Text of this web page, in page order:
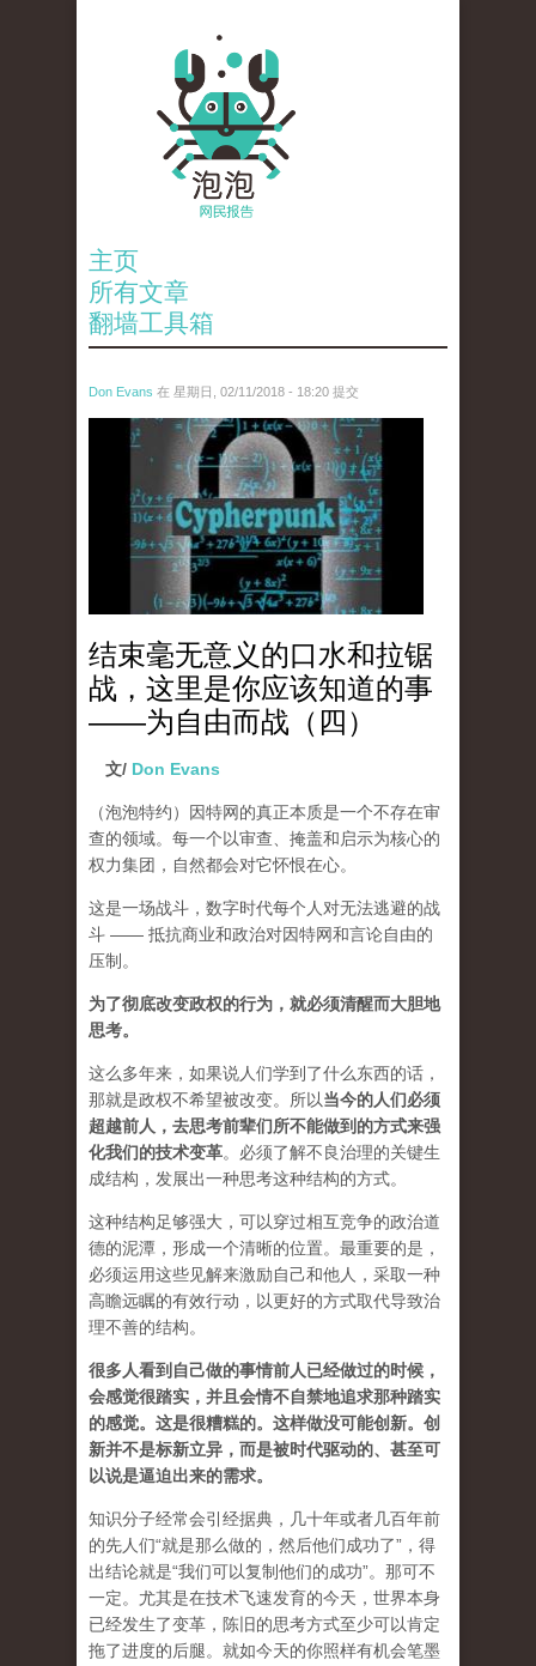
主页
所有文章
翻墙工具箱
Don Evans 在 星期日, 02/11/2018 - 18:20 提交
wechatimg1424.jpeg
结束毫无意义的口水和拉锯
战，这里是你应该知道的事
——为自由而战（四）
文/ Don Evans
（泡泡特约）
因特网的真正本质是一个不存在审
查的领域。每一个以审查、掩盖和启示为核心的
权力集团，自然都会对它怀恨在心。
这是一场战斗，数字时代每个人对无法逃避的战
斗 —— 抵抗商业和政治对因特网和言论自由的
压制。
为了彻底改变政权的行为，就必须清醒而大胆地
思考。
这么多年来，如果说人们学到了什么东西的话，
那就是政权不希望被改变。所以当今的人们必须
超越前人，去思考前辈们所不能做到的方式来强
化我们的技术变革。必须了解不良治理的关键生
成结构，发展出一种思考这种结构的方式。
这种结构足够强大，可以穿过相互竞争的政治道
德的泥潭，形成一个清晰的位置。最重要的是，
必须运用这些见解来激励自己和他人，采取一种
高瞻远瞩的有效行动，以更好的方式取代导致治
理不善的结构。
很多人看到自己做的事情前人已经做过的时候，
会感觉很踏实，并且会情不自禁地追求那种踏实
的感觉。这是很糟糕的。这样做没可能创新。创
新并不是标新立异，而是被时代驱动的、甚至可
以说是逼迫出来的需求。
知识分子经常会引经据典，几十年或者几百年前
的先人们“就是那么做的，然后他们成功了”，得
出结论就是“我们可以复制他们的成功”。那可不
一定。尤其是在技术飞速发育的今天，世界本身
已经发生了变革，陈旧的思考方式至少可以肯定
拖了进度的后腿。就如今天的你照样有机会笔墨